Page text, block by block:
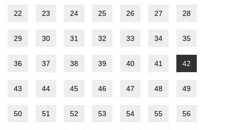
22 23 24 25 26 27 28
29 30 31 32 33 34 35
36 37 38 39 40 41 42
43 44 45 46 47 48 49
50 51 52 53 54 55 56